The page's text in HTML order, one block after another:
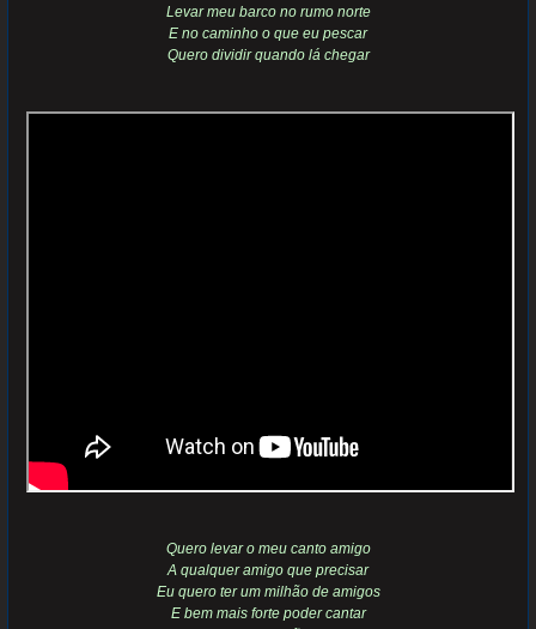
Levar meu barco no rumo norte
E no caminho o que eu pescar
Quero dividir quando lá chegar
Quero levar o meu canto amigo
A qualquer amigo que precisar
Eu quero ter um milhão de amigos
E bem mais forte poder cantar